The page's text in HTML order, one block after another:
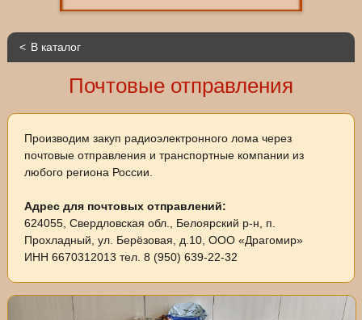
В каталог
Почтовые отправления
Производим закуп радиоэлектронного лома через
почтовые отправления и транспортные компании из
любого региона России.
Адрес для почтовых отправлений:
624055, Свердловская обл., Белоярский р-н, п.
Прохладный, ул. Берёзовая, д.10, ООО «Драгомир»
ИНН 6670312013 тел. 8 (950) 639-22-32